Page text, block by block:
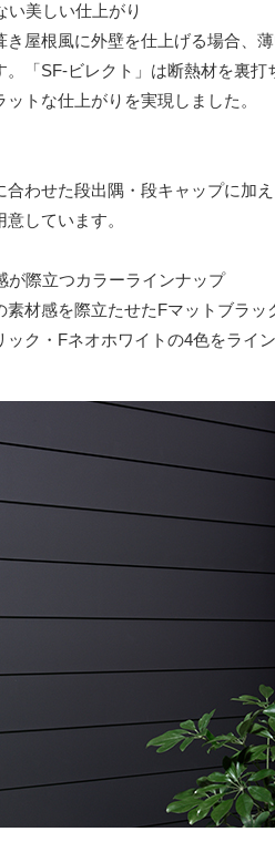
い美しい仕上がり
き屋根風に外壁を仕上げる場合、
。「SF-ビレクト」は断熱材を裏
ットな仕上がりを実現しました。
合わせた段出隅・段キャップに加
しています。
が際立つカラーラインナップ
素材感を際立たせたFマットブラ
ック・Fネオホワイトの4色をライン